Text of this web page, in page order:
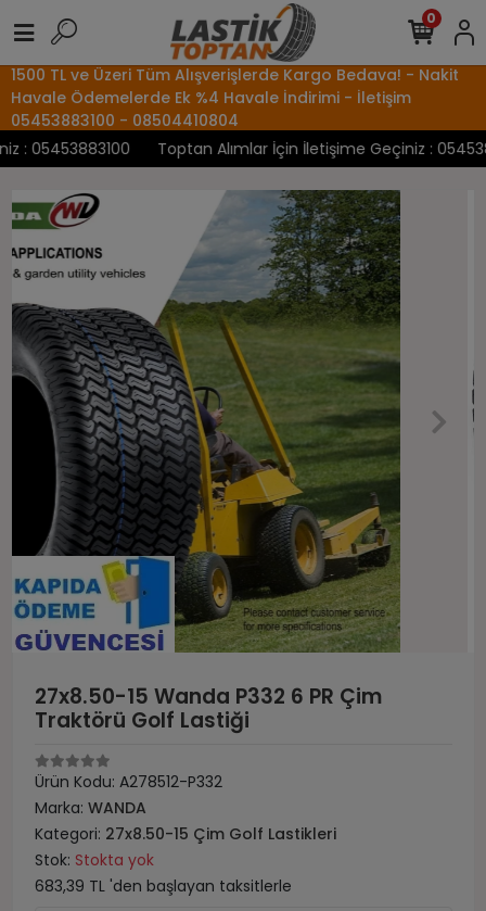
1500 TL ve Üzeri Tüm Alışverişlerde Kargo Bedava! - Nakit
Havale Ödemelerde Ek %4 Havale İndirimi - İletişim
05453883100 - 08504410804
05453883100
Toptan Alımlar İçin İletişime Geçiniz :
0
27x8.50-15 Wanda P332 6 PR Çim
Traktörü Golf Lastiği
Ürün Kodu: A278512-P332
Marka: WANDA
Kategori: 27x8.50-15 Çim Golf Lastikleri
Stok: Stokta yok
683,39 TL 'den başlayan taksitlerle